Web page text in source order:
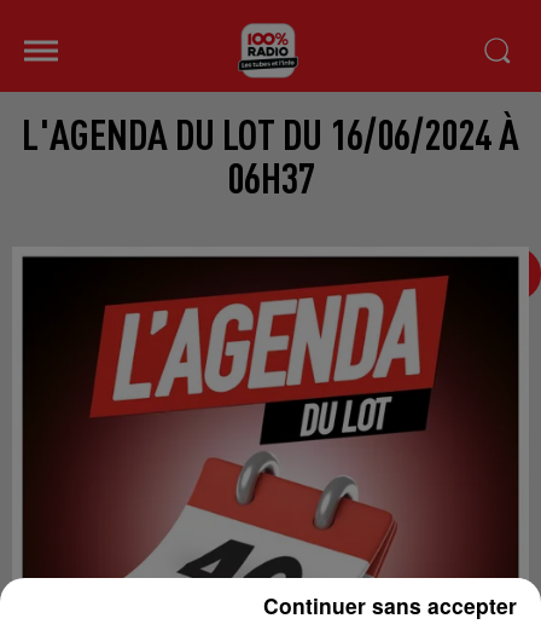
L'AGENDA DU LOT DU 16/06/2024 À
06H37
Continuer sans accepter